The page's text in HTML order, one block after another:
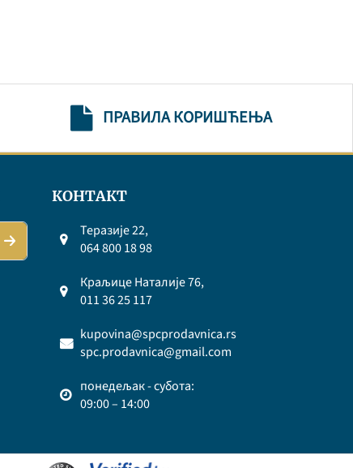
ПРАВИЛА КОРИШЋЕЊА
КОНТАКТ
Теразије 22,
064 800 18 98
Краљице Наталије 76,
011 36 25 117
kupovina@spcprodavnica.rs
spc.prodavnica@gmail.com
понедељак - субота:
09:00 – 14:00